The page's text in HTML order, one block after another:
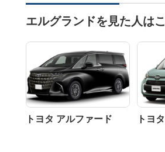
エルグランドを見た人は
トヨタ アルファード トヨ